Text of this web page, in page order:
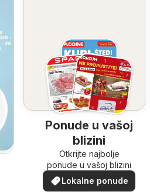
Ponude u vašoj
blizini
Otkrijte najbolje
ponude u vašoj blizini
Lokalne ponude